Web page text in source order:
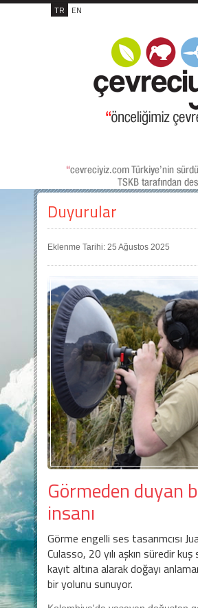
TR EN
Duyurular
Eklenme Tarihi: 25 Ağustos 2025
Görmeden duyan
insanı
Görme engelli ses tasarımcısı
Culasso, 20 yılı aşkın süredir kuş
kayıt altına alarak doğayı
bir yolunu sunuyor.